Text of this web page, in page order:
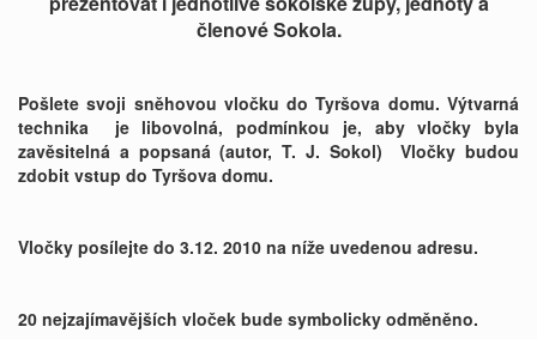
členové Sokola.
Pošlete svoji sněhovou vločku do Tyršova domu. Výtvarná
technika je libovolná, podmínkou je, aby vločky byla
zavěsitelná a popsaná (autor, T. J. Sokol) Vločky budou
zdobit vstup do Tyršova domu.
Vločky posílejte do 3.12. 2010 na níže uvedenou adresu.
20 nejzajímavějších vloček bude symbolicky odměněno.